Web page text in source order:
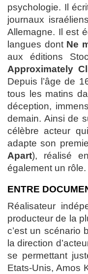
psychologie. Il
journaux
Allemagne. Il est
langues dont Ne
aux éditions
Approximately
Depuis l’âge de
tous les matins
déception,
demain. Ainsi de
célèbre acteur
adapte son
Apart), réalisé
également un rôle.
ENTRE
Réalisateur
producteur de la
c’est un scénario
la direction
se permettant
Etats-Unis, Amos